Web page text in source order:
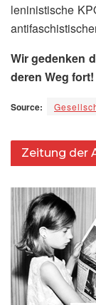
leninistische
Wir gedenken
deren Weg
Source:
Zeitung der